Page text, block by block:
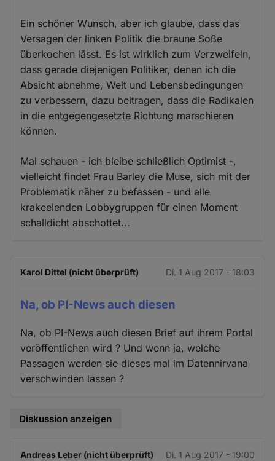
Ein schöner Wunsch, aber ich glaube, dass das
Versagen der linken Politik die braune Soße
überkochen lässt. Es ist wirklich zum Verzweifeln,
dass gerade diejenigen Politiker, denen ich die
Absicht abnehme, Welt und Lebensbedingungen
zu verbessern, dazu beitragen, dass die Radikalen
in die entgegengesetzte Richtung marschieren
können.
Mal schauen - ich bleibe schließlich Optimist -,
vielleicht findet Frau Barley die Muse, sich mit der
Problematik näher zu befassen - und alle
krakeelenden Lobbygruppen für einen Moment
schalldicht abschottet...
Karol Dittel (nicht überprüft) Di. 1 Aug 2017 - 18:03
Na, ob PI-News auch diesen
Na, ob PI-News auch diesen Brief auf ihrem Portal
veröffentlichen wird ? Und wenn ja, welche
Passagen werden sie dieses mal im Datennirvana
verschwinden lassen ?
Diskussion anzeigen
Andreas Leber (nicht überprüft) Di. 1 Aug 2017 - 19:00